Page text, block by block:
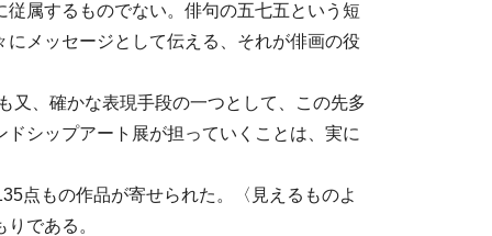
属するものでない。俳句の五七五という短
メッセージとして伝える、それが俳画の役
又、確かな表現手段の一つとして、この先多
シップアート展が担っていくことは、実に
点もの作品が寄せられた。〈見えるものよ
である。